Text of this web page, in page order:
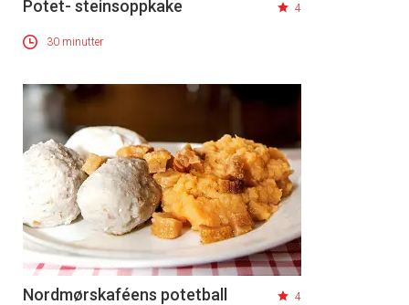
Potet- steinsoppkake 4
30 minutter
Nordmørskaféens potetball 4